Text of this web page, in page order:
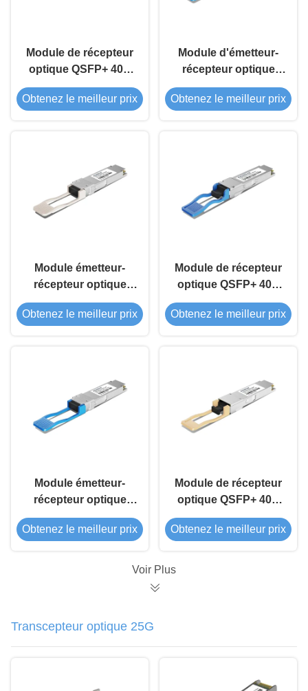
Module de récepteur
optique QSFP+ 40G
SWDM4 300m
Obtenez le meilleur prix
Module d'émetteur-
récepteur optique
QSFP+ 40G LX4 2 km
Obtenez le meilleur prix
Module émetteur-
récepteur optique
QSFP+ 40G ZR4
1310nm 80Km
Obtenez le meilleur prix
Module de récepteur
optique QSFP+ 40G
PSM4 1310nm 10Km
Obtenez le meilleur prix
Module émetteur-
récepteur optique
QSFP+ 40G CWDM
LR4 10km
Obtenez le meilleur prix
Module de récepteur
optique QSFP+ 40G
850nm 300m
Obtenez le meilleur prix
Voir Plus
Transcepteur optique 25G